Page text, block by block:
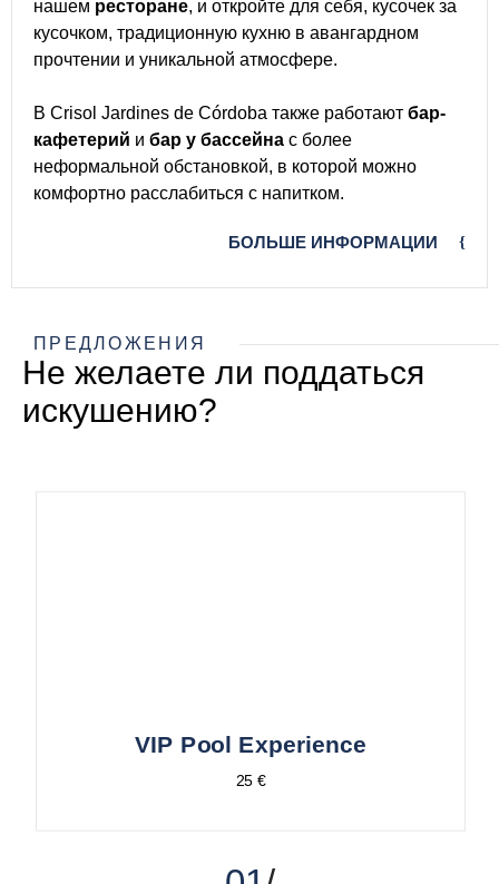
нашем ресторане, и откройте для себя, кусочек за
кусочком, традиционную кухню в авангардном
прочтении и уникальной атмосфере.
В Crisol Jardines de Córdoba также работают бар-
кафетерий и бар у бассейна с более
неформальной обстановкой, в которой можно
комфортно расслабиться с напитком.
БОЛЬШЕ ИНФОРМАЦИИ
ПРЕДЛОЖЕНИЯ
Не желаете ли поддаться
искушению?
VIP Pool Experience
25 €